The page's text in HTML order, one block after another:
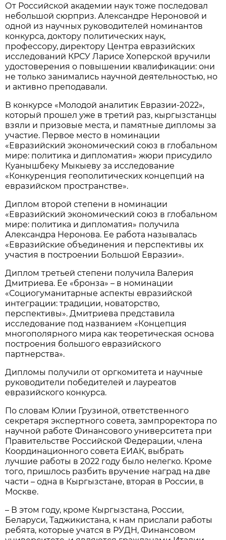
От Российской академии наук тоже последовал
небольшой сюрприз. Александре Нероновой и
одной из научных руководителей номинантов
конкурса, доктору политических наук,
профессору, директору Центра евразийских
исследований КРСУ Ларисе Хоперской вручили
удостоверения о повышении квалификации: они
не только занимались научной деятельностью, но
и активно преподавали.
В конкурсе «Молодой аналитик Евразии-2022»,
который прошел уже в третий раз, кыргызстанцы
взяли и призовые места, и памятные дипломы за
участие. Первое место в номинации
«Евразийский экономический союз в глобальном
мире: политика и дипломатия» жюри присудило
Куанышбеку Мыкыеву за исследование
«Конкуренция геополитических концепций на
евразийском пространстве».
Диплом второй степени в номинации
«Евразийский экономический союз в глобальном
мире: политика и дипломатия» получила
Александра Неронова. Ее работа называлась
«Евразийские объединения и перспективы их
участия в построении Большой Евразии».
Диплом третьей степени получила Валерия
Дмитриева. Ее «бронза» – в номинации
«Социогуманитарные аспекты евразийской
интеграции: традиции, новаторство,
перспективы». Дмитриева представила
исследование под названием «Концепция
многополярного мира как теоретическая основа
построения большого евразийского
партнерства».
Дипломы получили от оргкомитета и научные
руководители победителей и лауреатов
евразийского конкурса.
По словам Юлии Грузиной, ответственного
секретаря экспертного совета, зампроректора по
научной работе Финансового университета при
Правительстве Российской Федерации, члена
Координационного совета ЕИАК, выбрать
лучшие работы в 2022 году было нелегко. Кроме
того, пришлось разбить вручение наград на две
части – одна в Кыргызстане, вторая в России, в
Москве.
– В этом году, кроме Кыргызстана, России,
Беларуси, Таджикистана, к нам прислали работы
ребята, которые учатся в РУДН, Финансовом